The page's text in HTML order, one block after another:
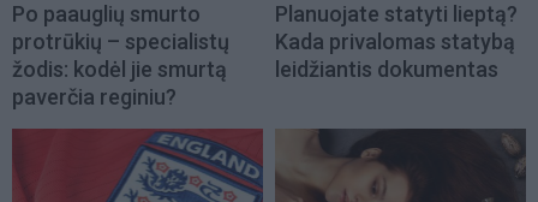
Po paauglių smurto
protrūkių – specialistų
žodis: kodėl jie smurtą
paverčia reginiu?
Planuojate statyti lieptą?
Kada privalomas statybą
leidžiantis dokumentas